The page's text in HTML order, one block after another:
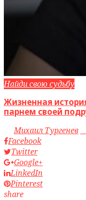
Найди свою судьбу
Жизненная
парнем своей
byМихаил Тургенев
Facebook
Twitter
Google+
LinkedIn
Pinterest
share